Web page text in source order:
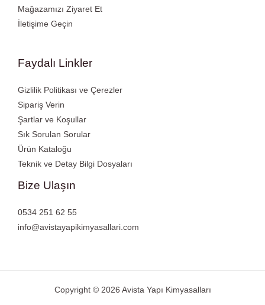
Mağazamızı Ziyaret Et
İletişime Geçin
Faydalı Linkler
Gizlilik Politikası ve Çerezler
Sipariş Verin
Şartlar ve Koşullar
Sık Sorulan Sorular
Ürün Kataloğu
Teknik ve Detay Bilgi Dosyaları
Bize Ulaşın
0534 251 62 55
info@avistayapikimyasallari.com
Copyright © 2026 Avista Yapı Kimyasalları